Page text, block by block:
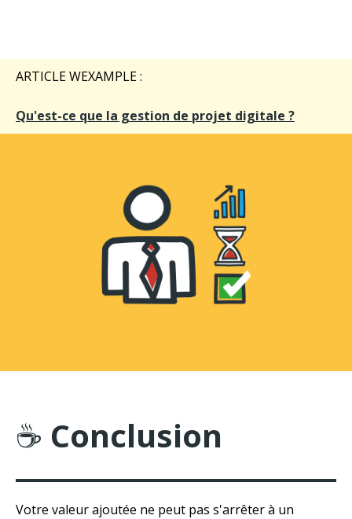
ARTICLE WEXAMPLE :
Qu'est-ce que la gestion de projet digitale ?
☕ Conclusion
Votre valeur ajoutée ne peut pas s'arrêter à un